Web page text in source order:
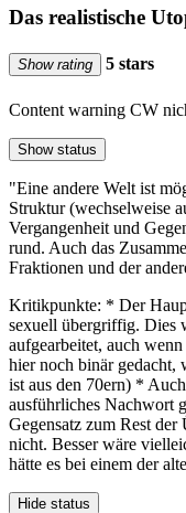
Das realistische
Show rating 5 stars
Content warning CW
Show status
"Eine andere Welt ist
Struktur (wechselweise
Vergangenheit und
rund. Auch das
Fraktionen und der
Kritikpunkte: * Der
sexuell übergriffig. Dies
aufgearbeitet, auch
hier noch binär gedacht,
ist aus den 70ern) *
ausführliches Nachwort
Gegensatz zum Rest
nicht. Besser wäre
hätte es bei einem der
Hide status